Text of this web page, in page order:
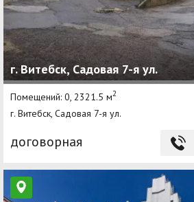
г. Витебск, Садовая 7-я ул.
Помещений: 0, 2321.5 м2
г. Витебск, Садовая 7-я ул.
договорная